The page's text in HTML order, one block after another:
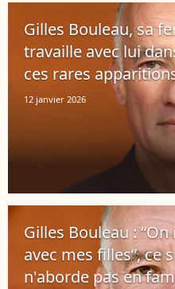
Gilles Bouleau, sa
travaille avec lui
ces rares
12 janvier 2026
Gilles Bouleau :
avec mes filles”, ce
n'aborde pas en